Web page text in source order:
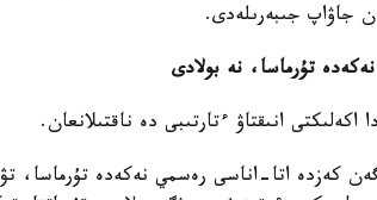
جاۋاپ جىبەرىلەدى.
تۇرماسا، نە بولادى
اكەلىكتى انىقتاۋ ءتارتىبى دە ناقتىلانعان.
كەزدە اتا-اناسى رەسمي نەكەدە تۇرماسا،